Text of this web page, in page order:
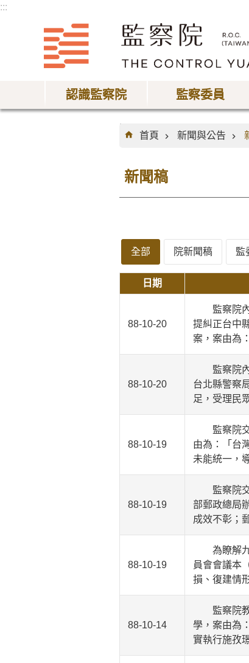
:::
認識監察院 監察委員
:::
首頁
新聞與公告
新聞稿
全部 院新聞稿 監
日期
88-10-20
監察院內
提糾正台中
案，案由為
88-10-20
監察院內
台北縣警察
足，受理民
88-10-19
監察院交
由為：「台
未能統一，
88-10-19
監察院交
部郵政總局
成效不彰；
88-10-19
為瞭解九
員會會議本
損、復建情
88-10-14
監察院教
學，案由為
實執行施孜